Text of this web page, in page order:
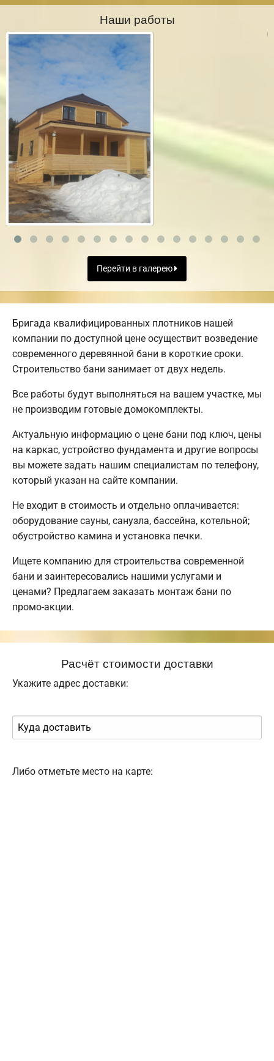
Наши работы
Перейти в галерею
Бригада квалифицированных плотников нашей
компании по доступной цене осуществит возведение
современного деревянной бани в короткие сроки.
Строительство бани занимает от двух недель.
Все работы будут выполняться на вашем участке, мы
не производим готовые домокомплекты.
Актуальную информацию о цене бани под ключ, цены
на каркас, устройство фундамента и другие вопросы
вы можете задать нашим специалистам по телефону,
который указан на сайте компании.
Не входит в стоимость и отдельно оплачивается:
оборудование сауны, санузла, бассейна, котельной;
обустройство камина и установка печки.
Ищете компанию для строительства современной
бани и заинтересовались нашими услугами и
ценами? Предлагаем заказать монтаж бани по
промо-акции.
Расчёт стоимости доставки
Укажите адрес доставки:
Либо отметьте место на карте: